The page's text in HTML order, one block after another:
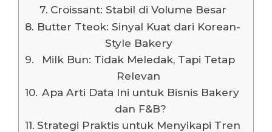
Croissant: Stabil di Volume Besar
Butter Tteok: Sinyal Kuat dari Korean-
Style Bakery
Milk Bun: Tidak Meledak, Tapi Tetap
Relevan
Apa Arti Data Ini untuk Bisnis Bakery
dan F&B?
Strategi Praktis untuk Menyikapi Tren